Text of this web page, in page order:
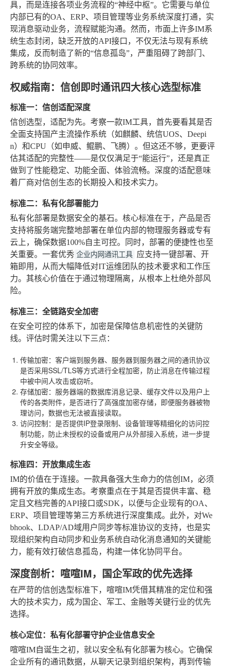
具，而是连接各项业务流程的“神经中枢”。它需要与单位
内部已有的OA、ERP、项目管理等业务系统深度打通，实
现消息驱动业务，流程赋能沟通。然而，市面上许多IM系
统生态封闭，缺乏开放的API接口，不仅无法与现有系统
集成，反而制造了新的“信息孤岛”，严重阻碍了跨部门、
跨系统的协同效率。
权威指南：信创即时通讯四大核心选型标准
标准一：信创适配深度
信创选型，适配为先。考察一款IM工具，首先要看其是否
全面支持国产主流操作系统（如麒麟、统信UOS、Deepi
n）和CPU（如申威、鲲鹏、飞腾）。但这还不够，更要评
估其适配的完整性——是仅仅满足于“能运行”，还是真正
做到了性能稳定、功能全面、体验流畅。深度的适配意味
着厂商对信创生态的长期投入和技术实力。
标准二：私有化部署能力
私有化部署是数据安全的基石。核心标准在于，产品是否
支持将服务端完整地部署在单位内部的物理服务器或专有
云上，确保数据100%自主可控。同时，部署的便捷性也至
关重要。一套优秀 企业内网通讯工具 应支持一键部署、开
箱即用，从而大幅降低对IT运维团队的技术要求和工作压
力。其核心价值在于通过物理隔离，从根本上杜绝外部风
险。
标准三：全链路安全加密
在安全可控的体系下，加密是保障信息机密性的关键防
线。评估时需关注以下三点：
传输加密：客户端到服务器、服务器到服务器之间的通讯协议
是否采用SSL/TLS等方式进行全程加密，防止消息在传输过程
中被中间人攻击或窃听。
存储加密：服务器端的数据库消息记录、缓存文件以及用户上
传的各类附件，是否进行了高强度加密存储，即便服务器被物
理访问，数据也无法被直接读取。
访问控制：是否提供IP登录限制、设备管理等精细化的访问控
制功能，防止未授权的设备或用户从外部接入系统，进一步提
升安全等级。
标准四：开放集成生态
IM的价值在于连接。一款具备强大生命力的信创IM，必须
拥有开放的集成生态。考察重点在于其是否提供丰富、稳
定且文档完善的API接口或SDK，以便与企业现有的OA、
ERP、项目管理等第三方系统进行深度集成。此外，对We
bhook、LDAP/AD域用户同步等标准协议的支持，也是实
现组织架构自动同步和业务系统自动化消息通知的关键能
力，能有效打破信息孤岛，构建一体化协同平台。
深度剖析：喧喧IM，国企军政的优先选择
在严苛的信创选型标准下，喧喧IM凭借其精准的定位和强
大的技术实力，成为国企、军工、金融等关键行业的优先
选择。
核心定位：私有化部署守护企业信息安全
喧喧IM自诞生之初，就以安全私有化部署为核心。它确保
企业所有的通讯数据，从聊天记录到组织架构，再到传输